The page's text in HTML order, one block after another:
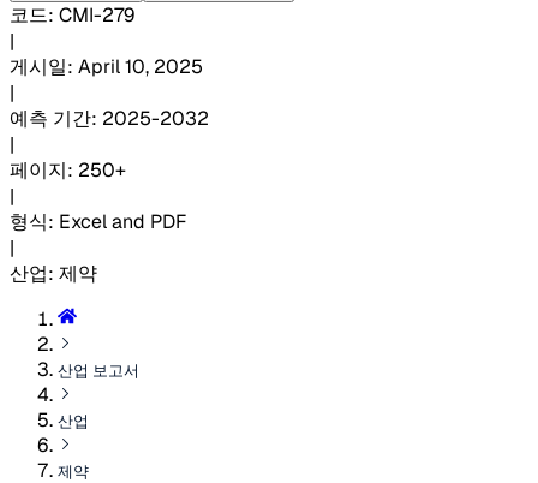
코드: CMI-279
|
게시일: April 10, 2025
|
예측 기간: 2025-2032
|
페이지: 250+
|
형식: Excel and PDF
|
산업: 제약
산업 보고서
산업
제약